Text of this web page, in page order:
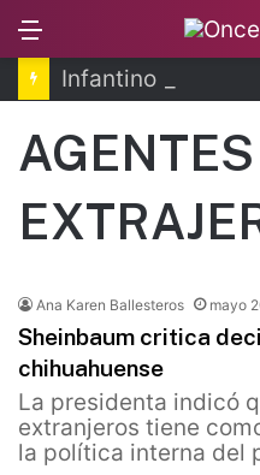
AGENTES
Ana Karen Ballesteros mayo
Sheinbaum critica
chihuahuense
La presidenta indicó
extranjeros tiene
la política interna del